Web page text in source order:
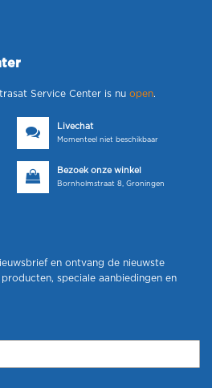
Service Center is nu open.
Livechat
Momenteel niet beschikbaar
Bezoek onze winkel
Bornholmstraat 8, Groningen
en ontvang de nieuwste
speciale aanbiedingen en